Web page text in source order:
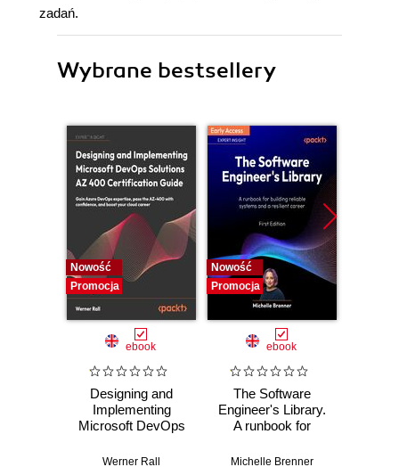
zadań.
Wybrane bestsellery
Nowość
Promocja
ebook
Designing and
Implementing
Microsoft DevOps
Certification Guide.
Werner Rall
Nowość
Promocja
ebook
The Software
Engineer's Library.
A runbook for
systems and a
Michelle Brenner